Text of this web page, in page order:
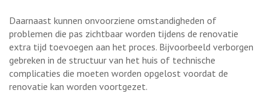
Daarnaast kunnen onvoorziene omstandigheden of
problemen die pas zichtbaar worden tijdens de renovatie
extra tijd toevoegen aan het proces. Bijvoorbeeld verborgen
gebreken in de structuur van het huis of technische
complicaties die moeten worden opgelost voordat de
renovatie kan worden voortgezet.